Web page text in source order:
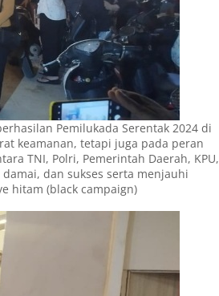
Pemilukada Serentak 2024 di
keamanan, tetapi juga pada peran
TNI, Polri, Pemerintah Daerah, KPU,
dan sukses serta menjauhi
hitam (black campaign)